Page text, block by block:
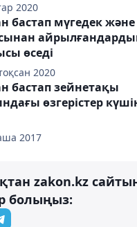
2020
2020
бастап мүгедек және
өседі
2017
бастап зейнетақы
өзгерістер
zakon.kz
болыңыз: